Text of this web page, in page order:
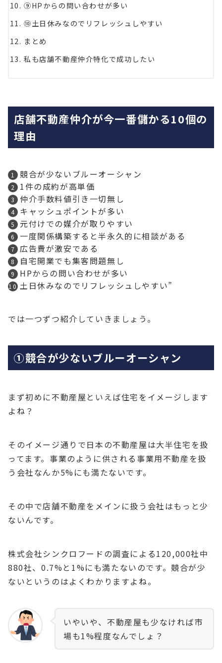
⑨HPからの問い合わせが多い
⑩土日休みなのでリフレッシュしやすい
まとめ
私も店舗不動産仲介特化で成功したい
店舗不動産仲介が今一番儲かる10個の
理由
競合が少ないブルーオーシャン
1件の成約が高単価
仲介手数料値引き一切無し
キャッシュポイントが多い
元付けでの媒介が取りやすい
一度関係構築すると半永久的に相談がある
広告費が激安である
自宅開業でも集客問題無し
HPからの問い合わせが多い
土日休みなのでリフレッシュしやすい”
では一つずつ紹介していきましょう。
①競合が少ないブルーオーシャン
まず初めに不動産屋といえば住宅をイメージします
よね？
そのイメージ通りで日本の不動産屋は大半住宅を扱
ってます。事業のように供される事業用不動産を扱
う会社なんか5%にも満たないです。
その中で店舗不動産をメインに扱う会社はもっと少
ないんです。
株式会社シンクロフードの調査による120,000社中
880社、0.7%と1%にも満たないのです。競合が少
ないというのはよくわかりますよね。
いやいや、不動産屋も少なければ市
場も1%程度なんでしょ？